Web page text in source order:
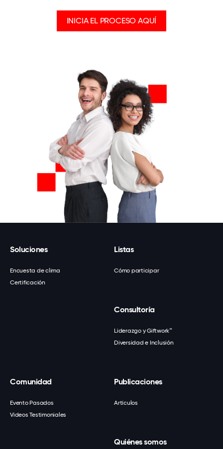
INICIA EL PROCESO AQUÍ
Soluciones
Encuesta de clima
Certificación
Listas
Cómo participar
Consultoría
Liderazgo y Giftwork™
Diversidad e Inclusión
Comunidad
Evento Pasados
Videos Testimoniales
Publicaciones
Artículos
Quiénes somos